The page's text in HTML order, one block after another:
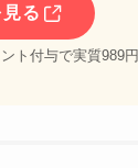
る
ト付与で実質989円